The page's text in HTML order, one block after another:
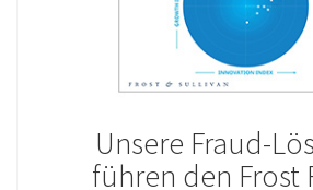
Unsere Fraud-
führen den Frost